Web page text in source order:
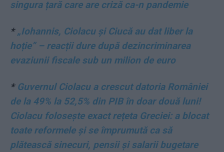
singura țară care are criză ca-n pandemie
*„Iohannis, Ciolacu și Ciucă au dat liber la
hoție” – reacții dure după dezincriminarea
evaziunii fiscale sub un milion de euro
* Guvernul Ciolacu a crescut datoria României
de la 49% la 52,5% din PIB în doar două luni!
Ciolacu folosește exact rețeta Greciei: a blocat
toate reformele și se împrumută ca să
plătească sinecuri, pensii și salarii bugetare